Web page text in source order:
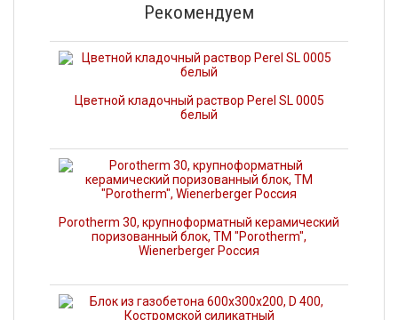
Рекомендуем
Цветной кладочный раствор Perel SL 0005
белый
Porotherm 30, крупноформатный керамический
поризованный блок, ТМ "Porotherm",
Wienerberger Россия